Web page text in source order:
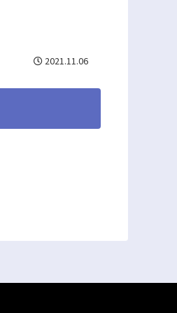
2021.11.06